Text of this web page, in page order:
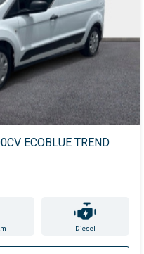
ECOBLUE TREND
Diesel